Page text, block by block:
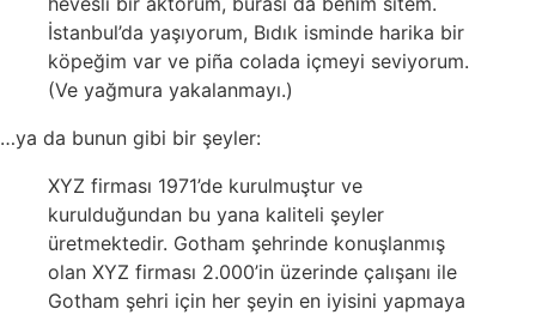
İstanbul’da yaşıyorum, Bıdık isminde harika bir
köpeğim var ve piña colada içmeyi seviyorum.
(Ve yağmura yakalanmayı.)
…ya da bunun gibi bir şeyler:
XYZ firması 1971’de kurulmuştur ve
kurulduğundan bu yana kaliteli şeyler
üretmektedir. Gotham şehrinde konuşlanmış
olan XYZ firması 2.000’in üzerinde çalışanı ile
Gotham şehri için her şeyin en iyisini yapmaya